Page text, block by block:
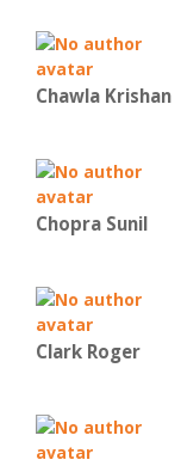
Chawla Krishan
Chopra Sunil
Clark Roger